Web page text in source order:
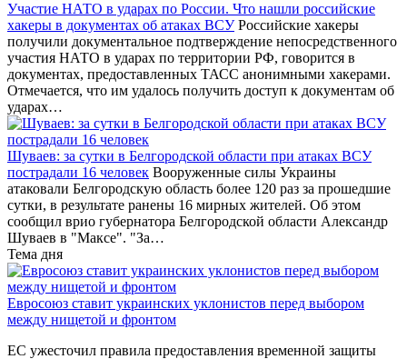
Участие НАТО в ударах по России. Что нашли российские
хакеры в документах об атаках ВСУРоссийские хакеры
получили документальное подтверждение непосредственного
участия НАТО в ударах по территории РФ, говорится в
документах, предоставленных ТАСС анонимными хакерами.
Отмечается, что им удалось получить доступ к документам об
ударах…
Шуваев: за сутки в Белгородской области при атаках ВСУ
пострадали 16 человек Вооруженные силы Украины
атаковали Белгородскую область более 120 раз за прошедшие
сутки, в результате ранены 16 мирных жителей. Об этом
сообщил врио губернатора Белгородской области Александр
Шуваев в "Максе". "За…
Тема дня
Евросоюз ставит украинских уклонистов перед выбором
между нищетой и фронтом
ЕС ужесточил правила предоставления временной защиты